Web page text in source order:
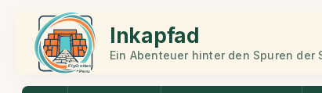
Inkapfad
Ein Abenteuer hinter den Spuren der